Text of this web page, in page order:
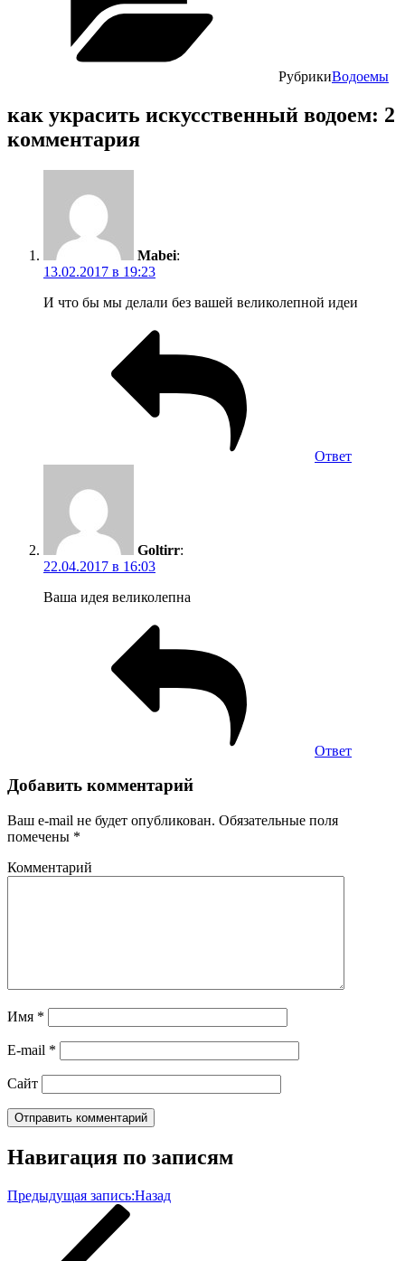
РубрикиВодоемы
как украсить искусственный водоем: 2
комментария
Mabei:
13.02.2017 в 19:23
И что бы мы делали без вашей великолепной идеи
Ответ
Goltirr:
22.04.2017 в 16:03
Ваша идея великолепна
Ответ
Добавить комментарий
Ваш e-mail не будет опубликован. Обязательные поля
помечены *
Комментарий
Имя *
E-mail *
Сайт
Навигация по записям
Предыдущая запись:Назад